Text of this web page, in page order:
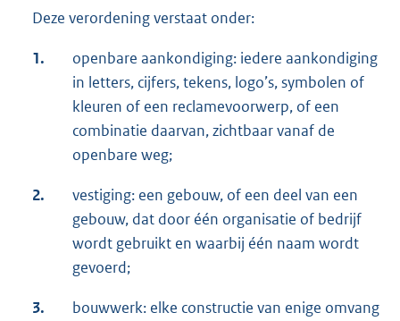
Deze verordening verstaat onder:
1.
openbare aankondiging: iedere aankondiging
in letters, cijfers, tekens, logo’s, symbolen of
kleuren of een reclamevoorwerp, of een
combinatie daarvan, zichtbaar vanaf de
openbare weg;
2.
vestiging: een gebouw, of een deel van een
gebouw, dat door één organisatie of bedrijf
wordt gebruikt en waarbij één naam wordt
gevoerd;
3.
bouwwerk: elke constructie van enige omvang